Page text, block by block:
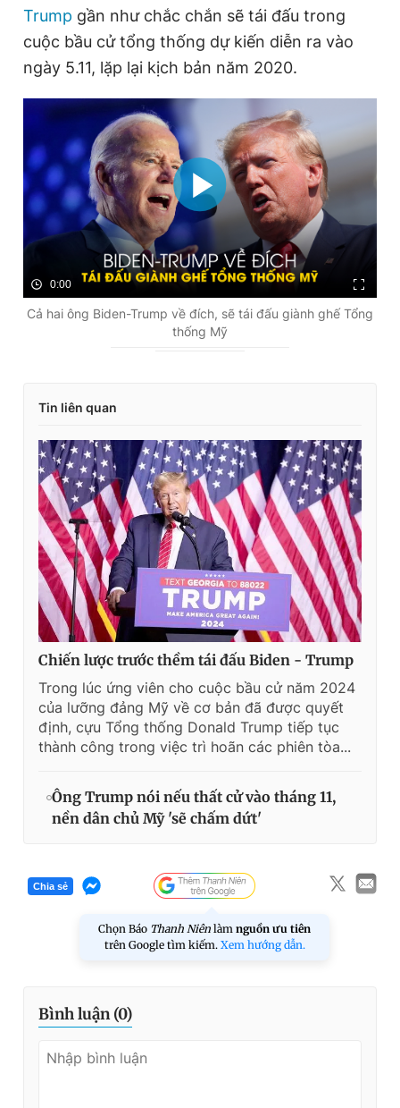
Trump gần như chắc chắn sẽ tái đấu trong
cuộc bầu cử tổng thống dự kiến diễn ra vào
ngày 5.11, lặp lại kịch bản năm 2020.
0:00
Cả hai ông Biden-Trump về đích, sẽ tái đấu giành ghế Tổng
thống Mỹ
Tin liên quan
Chiến lược trước thềm tái đấu Biden - Trump
Trong lúc ứng viên cho cuộc bầu cử năm 2024
của lưỡng đảng Mỹ về cơ bản đã được quyết
định, cựu Tổng thống Donald Trump tiếp tục
thành công trong việc trì hoãn các phiên tòa...
Ông Trump nói nếu thất cử vào tháng 11,
nền dân chủ Mỹ 'sẽ chấm dứt'
Chia sẻ
Chọn Báo Thanh Niên làm nguồn ưu tiên
trên Google tìm kiếm. Xem hướng dẫn.
Bình luận (0)